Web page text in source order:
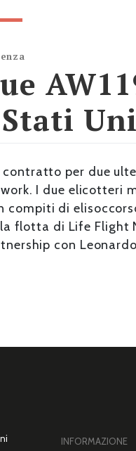
per due
I due elicotteri
compiti di
flotta di Life Flight
con
INFORMAZIONE